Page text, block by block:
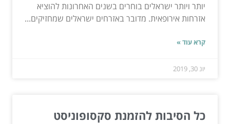
יותר ויותר ישראלים בוחרים בשנים האחרונות להוציא
אזרחות אירופאית. מדובר באזרחים ישראלים שמחזיקים...
קרא עוד »
יונ 30, 2019
​כל הסיבות להזמנת סקסופוניסט